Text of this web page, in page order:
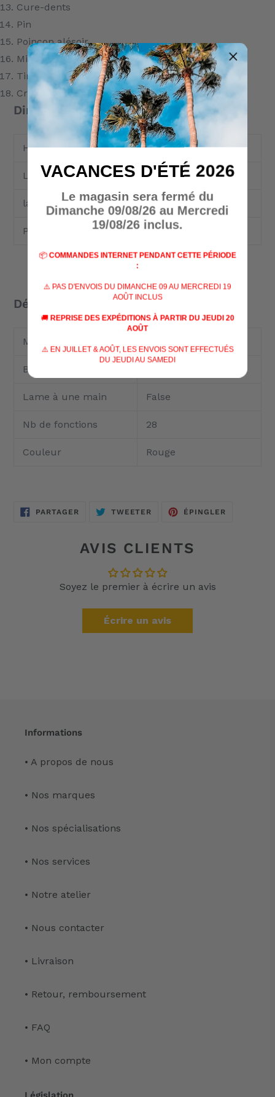
Cure-dents
Pin
Poinçon alésoir
Mini-tournevis 1,5 mm
Tire-bouchon
Crochet multi-usages
Dimensions
Hauteur 26 mm
Longueur 91 mm
largeur 26 mm
Poids 110 g
Détails
Matériau
Blocable
Lame à une main False
Nb de fonctions 28
Couleur Rouge
PARTAGERPARTAGER
SUR
TWEETER TWEETERÉPINGLER
AVIS CLIENTS
Soyez le premier à écrire un avis
Écrire un avis
Informations
• A propos de nous
• Nos marques
• Nos spécialisations
• Nos services
• Notre atelier
• Nous contacter
• Livraison
• Retour, remboursement
• FAQ
• Mon compte
VACANCES D'ÉTÉ 2026
Le magasin sera fermé du
Dimanche 09/08/26 au Mercredi
19/08/26 inclus.
📦 COMMANDES INTERNET PENDANT CETTE PÉRIODE
:
⚠️ PAS D'ENVOIS DU DIMANCHE 09 AU MERCREDI 19
AOÛT INCLUS
🚚 REPRISE DES EXPÉDITIONS À PARTIR DU JEUDI 20
AOÛT
⚠️ EN JUILLET & AOÛT, LES ENVOIS SONT EFFECTUÉS
DU JEUDI AU SAMEDI